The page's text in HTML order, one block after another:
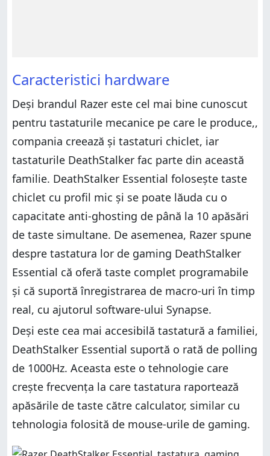
Caracteristici hardware
Deși brandul Razer este cel mai bine cunoscut
pentru tastaturile mecanice pe care le produce,,
compania creează și tastaturi chiclet, iar
tastaturile DeathStalker fac parte din această
familie. DeathStalker Essential folosește taste
chiclet cu profil mic și se poate lăuda cu o
capacitate anti-ghosting de până la 10 apăsări
de taste simultane. De asemenea, Razer spune
despre tastatura lor de gaming DeathStalker
Essential că oferă taste complet programabile
și că suportă înregistrarea de macro-uri în timp
real, cu ajutorul software-ului Synapse.
Deși este cea mai accesibilă tastatură a familiei,
DeathStalker Essential suportă o rată de polling
de 1000Hz. Aceasta este o tehnologie care
crește frecvența la care tastatura raportează
apăsările de taste către calculator, similar cu
tehnologia folosită de mouse-urile de gaming.